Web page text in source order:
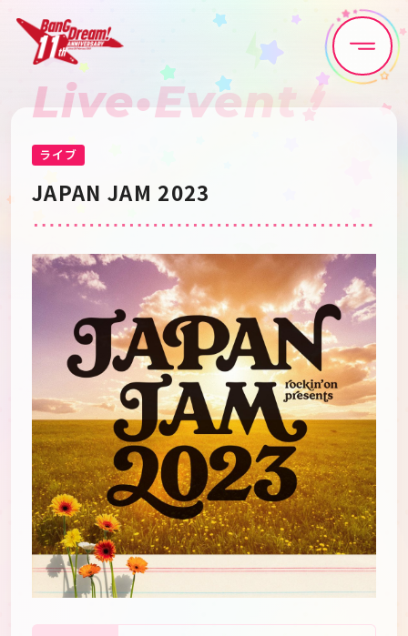
Home News
Live•Event
Game Media
Schedule About
Goods
Live•Event
ライブ
JAPAN JAM 2023